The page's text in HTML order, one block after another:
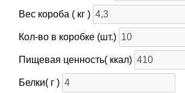
Вес короба ( кг )
Кол-во в коробке (шт.)
Пищевая ценность( ккал)
Белки( г )